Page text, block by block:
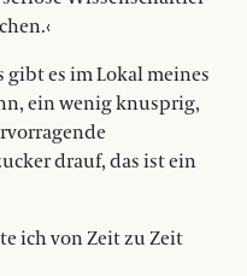
gibt es im Lokal meines
ein wenig knusprig,
drauf, das ist ein
ich von Zeit zu Zeit